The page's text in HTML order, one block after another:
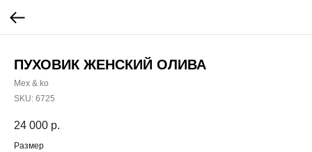
ПУХОВИК ЖЕНСКИЙ ОЛИВА
Mex & ko
SKU: 6725
24 000 р.
Размер